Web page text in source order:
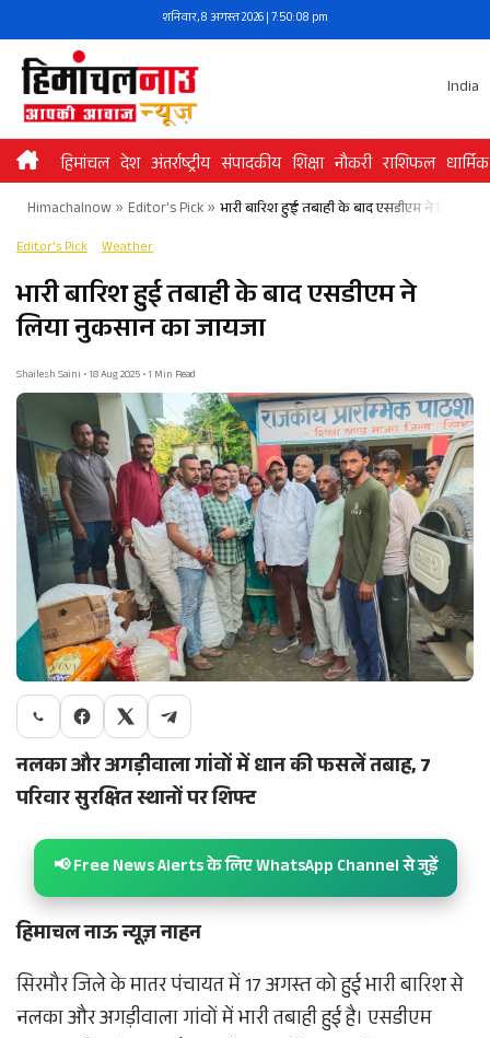
to
content
शनिवार, 8 अगस्त 2026 | 7:50:09 pm
India
हिमांचल देश अंतर्राष्ट्रीय संपादकीय शिक्षा नौकरी राशिफल धार्मिक
Himachalnow» Editor's Pick» भारी बारिश हुई तबाही के बाद एसडीएम ने लिया
Editor's Pick Weather
भारी बारिश हुई तबाही के बाद एसडीएम ने
लिया नुकसान का जायजा
Shailesh Saini • 18 Aug 2025 • 1 Min Read
नलका और अगड़ीवाला गांवों में धान की फसलें तबाह, 7
परिवार सुरक्षित स्थानों पर शिफ्ट
📢 Free News Alerts के लिए WhatsApp Channel से जुड़ें
हिमाचल नाऊ न्यूज़ नाहन
सिरमौर जिले के मातर पंचायत में 17 अगस्त को हुई भारी बारिश से
नलका और अगड़ीवाला गांवों में भारी तबाही हुई है। एसडीएम